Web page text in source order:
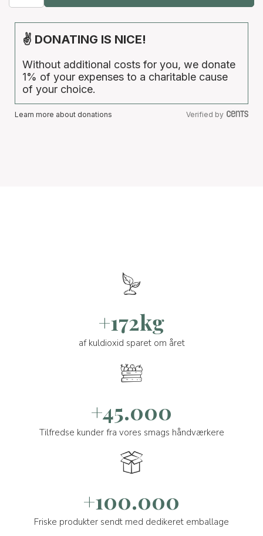
✌ DONATING IS NICE!
Without additional costs for you, we donate
1% of your expenses to a charitable cause
of your choice.
Learn more about donations Verified by
+172kg
af kuldioxid sparet om året
+45.000
Tilfredse kunder fra vores smags håndværkere
+100.000
Friske produkter sendt med dedikeret emballage